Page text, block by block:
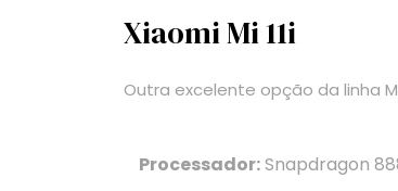
Xiaomi Mi 11i
Outra excelente opção da linha
Processador:Snapdragon